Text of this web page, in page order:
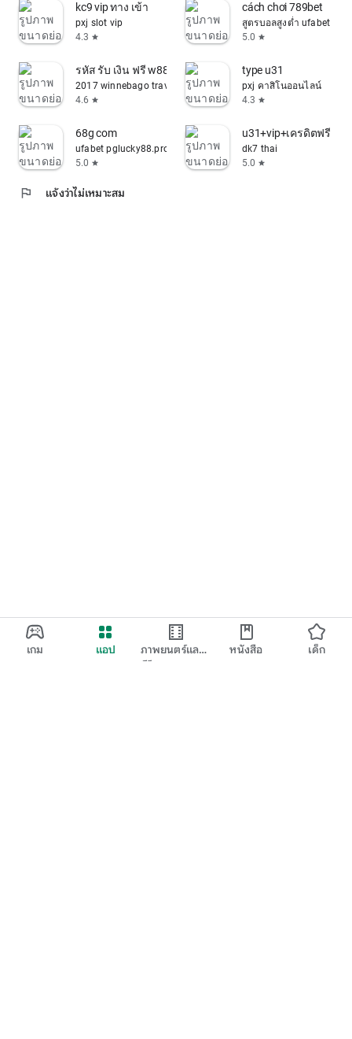
เกม แอป
ภาพยนตร์และ
ทีวี
หนังสือ เด็ก
kc9 vip ทาง เข้า
pxj slot vip
4.3 star
cách chơi 789bet
สูตรบอลสูงต่ำ ufabet
5.0 star
รหัส รับ เงิน ฟรี w88
2017 winnebago travato 59g
4.6 star
type u31
pxj คาสิโนออนไลน์
4.3 star
68g com
ufabet pglucky88.pro vip
5.0 star
u31+vip+เครดิตฟรี
dk7 thai
5.0 star
flag แจ้งว่าไม่เหมาะสม